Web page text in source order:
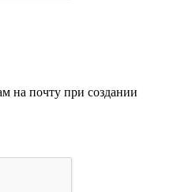
на почту при создании